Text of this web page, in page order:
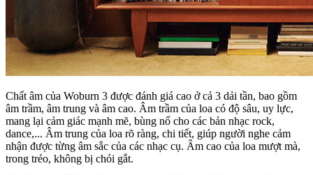
Chất âm của Woburn 3 được đánh giá cao ở cả 3 dải tần, bao gồm
âm trầm, âm trung và âm cao. Âm trầm của loa có độ sâu, uy lực,
mang lại cảm giác mạnh mẽ, bùng nổ cho các bản nhạc rock,
dance,... Âm trung của loa rõ ràng, chi tiết, giúp người nghe cảm
nhận được từng âm sắc của các nhạc cụ. Âm cao của loa mượt mà,
trong trẻo, không bị chói gắt.